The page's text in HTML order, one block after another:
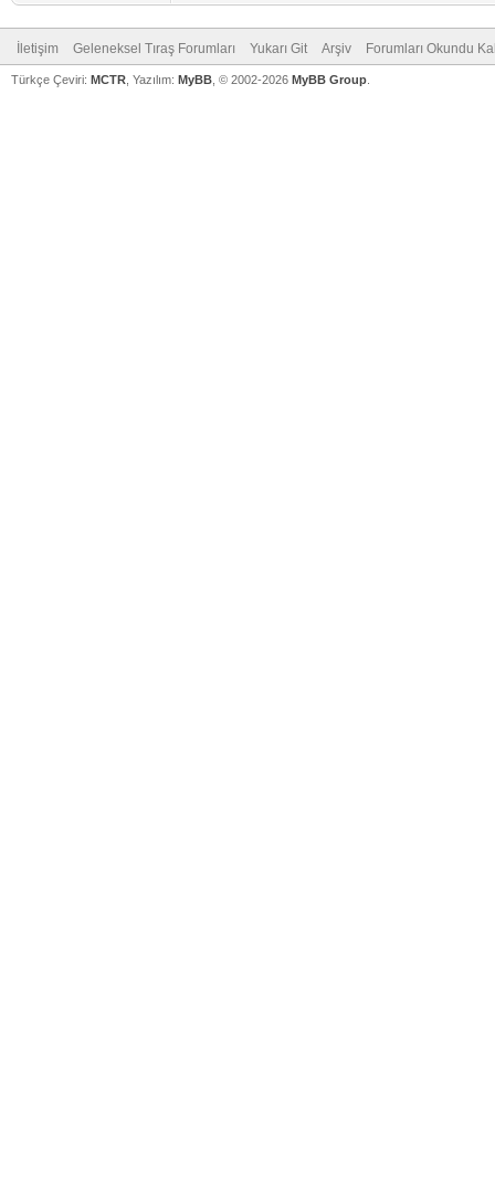
İletişim Geleneksel Tıraş Forumları Yukarı Git Arşiv Forumları Okundu
Türkçe Çeviri: MCTR , Yazılım: MyBB , © 2002-2026 MyBB Group